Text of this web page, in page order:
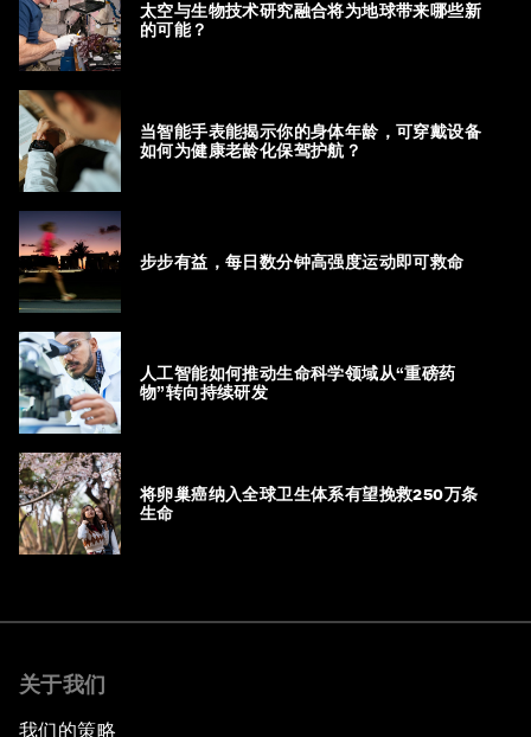
太空与生物技术研究融合将为地球带来哪些新
的可能？
当智能手表能揭示你的身体年龄，可穿戴设备
如何为健康老龄化保驾护航？
步步有益，每日数分钟高强度运动即可救命
人工智能如何推动生命科学领域从“重磅药
物”转向持续研发
将卵巢癌纳入全球卫生体系有望挽救250万条
生命
关于我们
我们的策略